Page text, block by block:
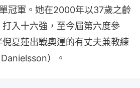
冠軍。她在2000年以37歲之齡
入十六強，至今屆第六度參
夏蓮出戰奧運的有丈夫兼教練
）。